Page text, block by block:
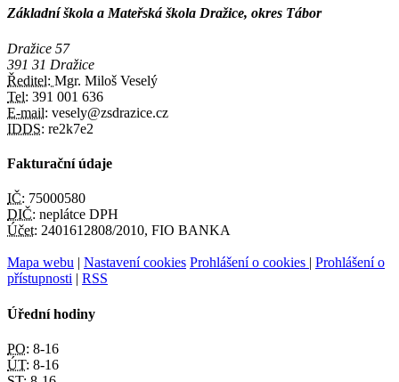
Základní škola a Mateřská škola Dražice, okres Tábor
Dražice 57
391 31 Dražice
Ředitel: Mgr. Miloš Veselý
Tel: 391 001 636
E-mail: vesely@zsdrazice.cz
IDDS: re2k7e2
Fakturační údaje
IČ: 75000580
DIČ: neplátce DPH
Účet: 2401612808/2010, FIO BANKA
Mapa webu | Nastavení cookies Prohlášení o cookies | Prohlášení o
přístupnosti | RSS
Úřední hodiny
PO: 8-16
ÚT: 8-16